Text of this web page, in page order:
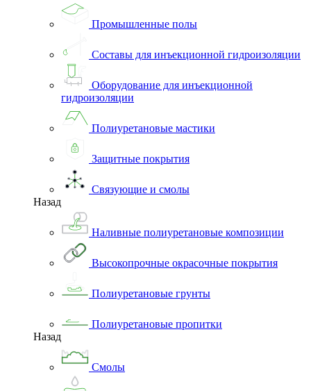
Промышленные полы
Составы для инъекционной гидроизоляции
Оборудование для инъекционной
гидроизоляции
Полиуретановые мастики
Защитные покрытия
Связующие и смолы
Назад
Наливные полиуретановые композиции
Высокопрочные окрасочные покрытия
Полиуретановые грунты
Полиуретановые пропитки
Назад
Смолы